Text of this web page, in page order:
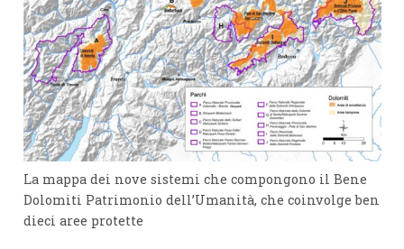
La mappa dei nove sistemi che compongono il Bene
Dolomiti Patrimonio dell’Umanità, che coinvolge ben
dieci aree protette